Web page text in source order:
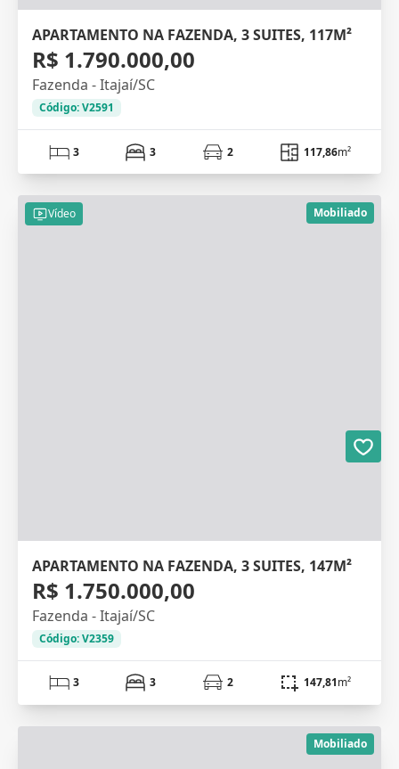
APARTAMENTO NA FAZENDA, 3 SUITES, 117M²
R$ 1.790.000,00
Fazenda - Itajaí/SC
Código: V2591
3 3 2 117,86m²
Vídeo Mobiliado
APARTAMENTO NA FAZENDA, 3 SUITES, 147M²
R$ 1.750.000,00
Fazenda - Itajaí/SC
Código: V2359
3 3 2 147,81m²
Mobiliado